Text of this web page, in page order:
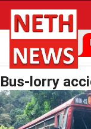
Bus-lorry